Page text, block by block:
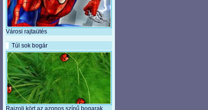
Városi rajtaütés
Túl sok bogár
Rajzolj kört az azonos színű bogarak